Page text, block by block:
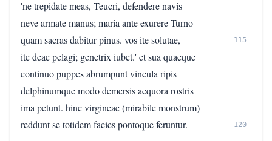
'ne trepidate meas, Teucri, defendere navis
neve armate manus; maria ante exurere Turno
quam sacras dabitur pinus. vos ite solutae,
115
ite deae pelagi; genetrix iubet.' et sua quaeque
continuo puppes abrumpunt vincula ripis
delphinumque modo demersis aequora rostris
ima petunt. hinc virgineae (mirabile monstrum)
reddunt se totidem facies pontoque feruntur.
120